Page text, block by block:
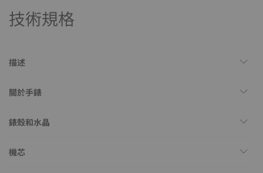
技術規格
描述
關於手錶
錶殼和水晶
機芯